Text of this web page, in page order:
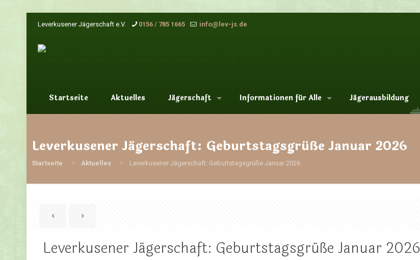
Leverkusener Jägerschaft e.V. 0156 / 785 1665 info@lev-js.de
Startseite Aktuelles Jägerschaft Informationen für Alle Jägerausbildung
Leverkusener Jägerschaft: Geburtstagsgrüße Januar 2026
Startseite Aktuelles Leverkusener Jägerschaft: Geburtstagsgrüße Januar 2026
Leverkusener Jägerschaft: Geburtstagsgrüße Januar 2026